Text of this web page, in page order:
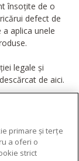
însoțite de o
defect de
aplica unele
legale și
de aici.
primare și terțe
a oferi o
strict